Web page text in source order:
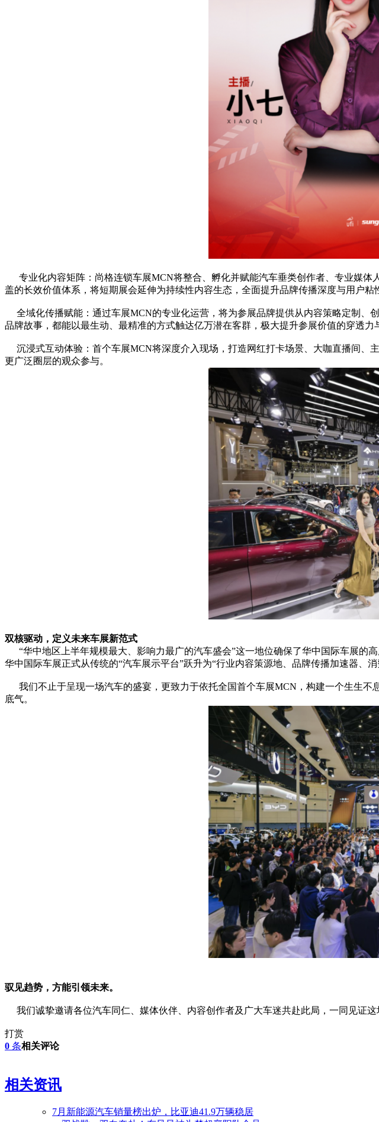
专业化内容矩阵：尚格连锁车展MCN将整合、孵化并赋能汽车垂类创作者、专业媒体
盖的长效价值体系，将短期展会延伸为持续性内容生态，全面提升品牌传播深度与用户粘
全域化传播赋能：通过车展MCN的专业化运营，将为参展品牌提供从内容策略定制、
品牌故事，都能以最生动、最精准的方式触达亿万潜在客群，极大提升参展价值的穿透力
沉浸式互动体验：首个车展MCN将深度介入现场，打造网红打卡场景、大咖直播间、
更广泛圈层的观众参与。
双核驱动，定义未来车展新范式
“华中地区上半年规模最大、影响力最广的汽车盛会”这一地位确保了华中国际车展的
华中国际车展正式从传统的“汽车展示平台”跃升为“行业内容策源地、品牌传播加速器、消
我们不止于呈现一场汽车的盛宴，更致力于依托全国首个车展MCN，构建一个生生不
底气。
驭见趋势，方能引领未来。
我们诚挚邀请各位汽车同仁、媒体伙伴、内容创作者及广大车迷共赴此局，一同见证
打赏
0 条相关评论
相关资讯
7月新能源汽车销量榜出炉，比亚迪41.9万辆稳居